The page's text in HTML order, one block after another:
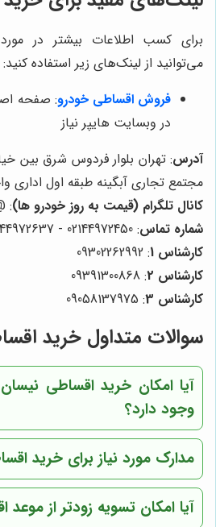
برای کسب اطلاعات بیشتر در
می‌توانید از لینک‌های زیر استفاده کنید:
فروش اقساطی خودرو: صفحه
در وبسایت هایپر نیاز
آدرس: تهران بلوار فردوس شرق بین
مجتمع تجاری آبگینه طبقه اول اداری
کانال تلگرام (قیمت به روز خودرو ها)
شماره تماس: 02144972450 - 02144972637
کارشناس 1 : 09302262992
کارشناس 2
: 09391300868
کارشناس 3
: 09058137975
سوالات متداول خرید
آیا امکان خرید اقساطی
وجود دارد؟
مدارک مورد نیاز برای خرید
آیا امکان تسویه زودتر از